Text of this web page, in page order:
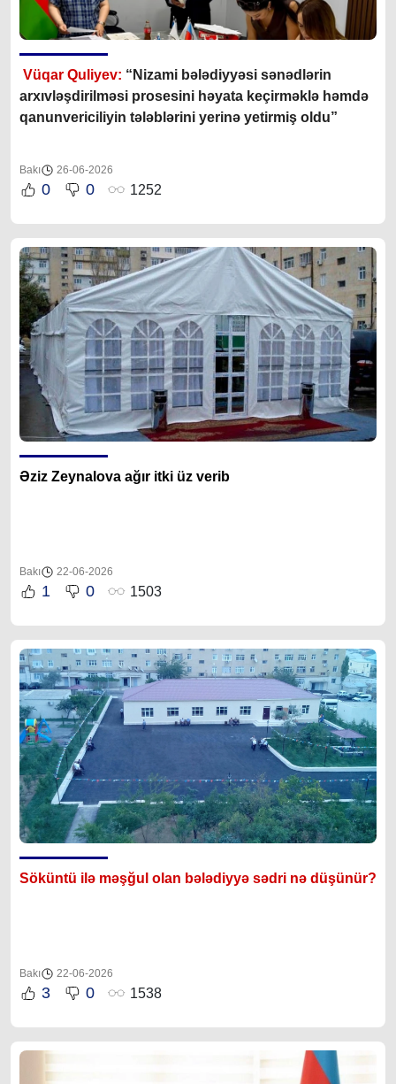
Vüqar Quliyev: “Nizami bələdiyyəsi sənədlərin
arxıvləşdirilməsi prosesini həyata keçirməklə həmdə
qanunvericiliyin tələblərini yerinə yetirmiş oldu”
Bakı 26-06-2026
0 0 1252
Əziz Zeynalova ağır itki üz verib
Bakı 22-06-2026
1 0 1503
Söküntü ilə məşğul olan bələdiyyə sədri nə düşünür?
Bakı 22-06-2026
3 0 1538